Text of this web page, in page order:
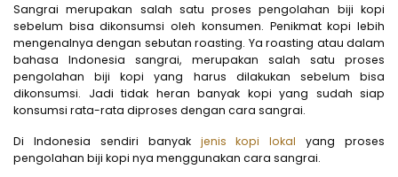
Sangrai merupakan salah satu proses pengolahan biji kopi
sebelum bisa dikonsumsi oleh konsumen. Penikmat kopi lebih
mengenalnya dengan sebutan roasting. Ya roasting atau dalam
bahasa Indonesia sangrai, merupakan salah satu proses
pengolahan biji kopi yang harus dilakukan sebelum bisa
dikonsumsi. Jadi tidak heran banyak kopi yang sudah siap
konsumsi rata-rata diproses dengan cara sangrai.
Di Indonesia sendiri banyak jenis kopi lokal yang proses
pengolahan biji kopi nya menggunakan cara sangrai.